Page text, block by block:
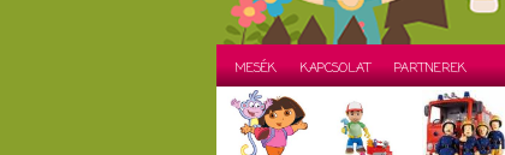
MESÉK KAPCSOLAT PARTNEREK